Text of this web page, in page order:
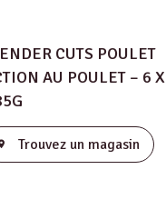
CUTS POULET
AU POULET – 6 X
Trouvez un magasin